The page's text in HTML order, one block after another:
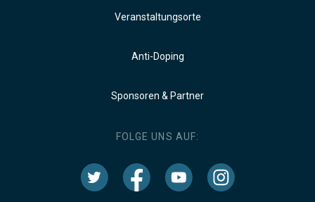
Veranstaltungsorte
Anti-Doping
Sponsoren & Partner
FOLGE UNS AUF: